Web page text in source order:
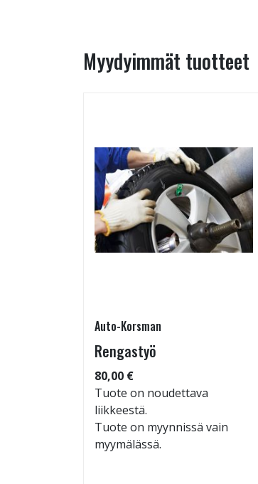
Myydyimmät tuotteet
Auto-Korsman
Rengastyö
80,00 €
Tuote on noudettava
liikkeestä.
Tuote on myynnissä vain
myymälässä.